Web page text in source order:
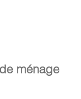
ménage